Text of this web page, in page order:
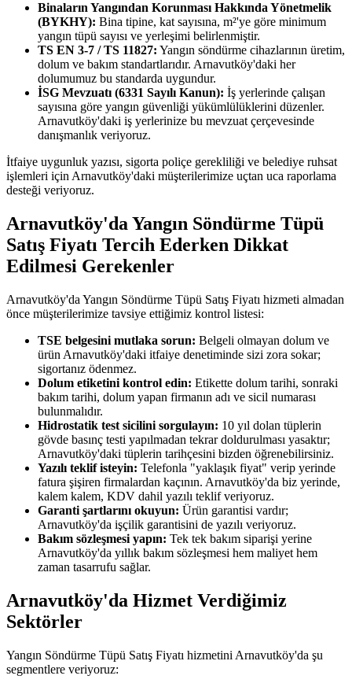
Binaların Yangından Korunması Hakkında Yönetmelik
(BYKHY): Bina tipine, kat sayısına, m²'ye göre minimum
yangın tüpü sayısı ve yerleşimi belirlenmiştir.
TS EN 3-7 / TS 11827: Yangın söndürme cihazlarının üretim,
dolum ve bakım standartlarıdır. Arnavutköy'daki her
dolumumuz bu standarda uygundur.
İSG Mevzuatı (6331 Sayılı Kanun): İş yerlerinde çalışan
sayısına göre yangın güvenliği yükümlülüklerini düzenler.
Arnavutköy'daki iş yerlerinize bu mevzuat çerçevesinde
danışmanlık veriyoruz.
İtfaiye uygunluk yazısı, sigorta poliçe gerekliliği ve belediye ruhsat
işlemleri için Arnavutköy'daki müşterilerimize uçtan uca raporlama
desteği veriyoruz.
Arnavutköy'da Yangın Söndürme Tüpü
Satış Fiyatı Tercih Ederken Dikkat
Edilmesi Gerekenler
Arnavutköy'da Yangın Söndürme Tüpü Satış Fiyatı hizmeti almadan
önce müşterilerimize tavsiye ettiğimiz kontrol listesi:
TSE belgesini mutlaka sorun: Belgeli olmayan dolum ve
ürün Arnavutköy'daki itfaiye denetiminde sizi zora sokar;
sigortanız ödenmez.
Dolum etiketini kontrol edin: Etikette dolum tarihi, sonraki
bakım tarihi, dolum yapan firmanın adı ve sicil numarası
bulunmalıdır.
Hidrostatik test sicilini sorgulayın: 10 yıl dolan tüplerin
gövde basınç testi yapılmadan tekrar doldurulması yasaktır;
Arnavutköy'daki tüplerin tarihçesini bizden öğrenebilirsiniz.
Yazılı teklif isteyin: Telefonla "yaklaşık fiyat" verip yerinde
fatura şişiren firmalardan kaçının. Arnavutköy'da biz yerinde,
kalem kalem, KDV dahil yazılı teklif veriyoruz.
Garanti şartlarını okuyun: Ürün garantisi vardır;
Arnavutköy'da işçilik garantisini de yazılı veriyoruz.
Bakım sözleşmesi yapın: Tek tek bakım siparişi yerine
Arnavutköy'da yıllık bakım sözleşmesi hem maliyet hem
zaman tasarrufu sağlar.
Arnavutköy'da Hizmet Verdiğimiz
Sektörler
Yangın Söndürme Tüpü Satış Fiyatı hizmetini Arnavutköy'da şu
segmentlere veriyoruz: